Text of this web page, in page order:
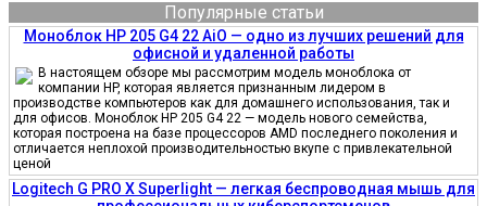
Популярные статьи
Моноблок HP 205 G4 22 AiO — одно из лучших решений для
офисной и удаленной работы
В настоящем обзоре мы рассмотрим модель моноблока от
компании HP, которая является признанным лидером в
производстве компьютеров как для домашнего использования, так и
для офисов. Моноблок HP 205 G4 22 — модель нового семейства,
которая построена на базе процессоров AMD последнего поколения и
отличается неплохой производительностью вкупе с привлекательной
ценой
Logitech G PRO X Superlight — легкая беспроводная мышь для